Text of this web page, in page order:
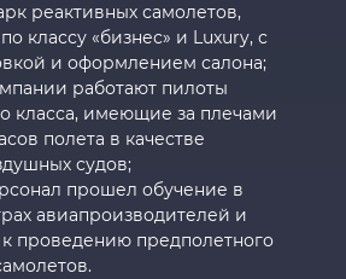
реактивных самолетов,
классу «бизнес» и Luxury, с
и оформлением салона;
работают пилоты
класса, имеющие за плечами
полета в качестве
судов;
прошел обучение в
авиапроизводителей и
к проведению предполетного